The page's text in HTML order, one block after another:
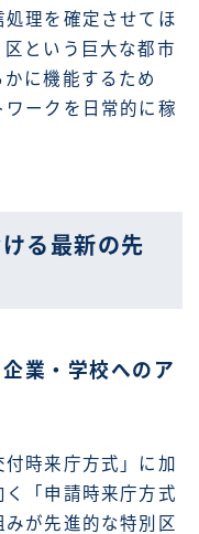
理を確定させてほ
という巨大な都市
に機能するため
ークを日常的に稼
る最新の先
業・学校へのア
時来庁方式」に加
「申請時来庁方式
みが先進的な特別区